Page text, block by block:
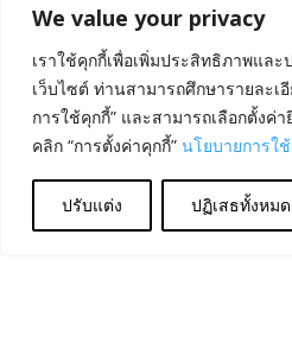
We value your privacy
เราใช้คุกกี้เพื่อเพิ่มประสิทธิภาพแล
เว็บไซต์ ท่านสามารถศึกษารายละเ
การใช้คุกกี้” และสามารถเลือกตั้งค่
คลิก “การตั้งค่าคุกกี้” นโยบายการใ
ปรับแต่ง ปฏิเสธทั้งหมด